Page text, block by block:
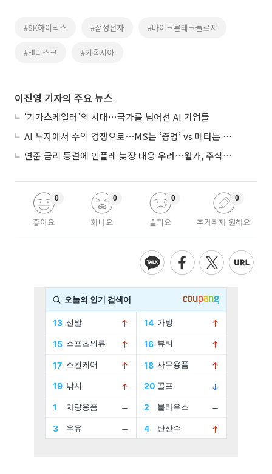
#SK하이닉스 #삼성전자 #마이크론테크놀로지
#샌디스크 #키옥시아
이진영 기자의 주요 뉴스
‘기가스케일러’의 시대…국가를 넘어선 AI 기업들
AI 투자에서 수익 경쟁으로⋯MS는 ‘증명’ vs 메타는 ‘숙제’
연준 금리 동결에 인플레 늦장 대응 우려…월가, 주식도 채권도 던졌다
좋아요
0
화나요
0
슬퍼요
0
추가취재 원해요
0